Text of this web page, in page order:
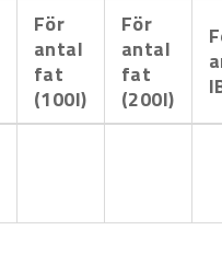
För
antal
fat
(100l)
För
antal
fat
(200l)